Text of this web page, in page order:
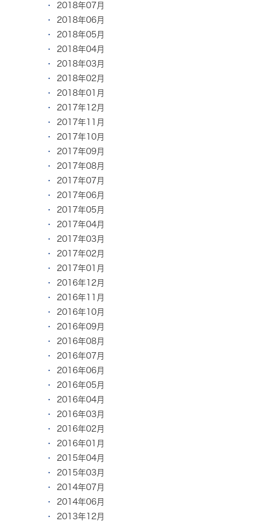
2018年07月
2018年06月
2018年05月
2018年04月
2018年03月
2018年02月
2018年01月
2017年12月
2017年11月
2017年10月
2017年09月
2017年08月
2017年07月
2017年06月
2017年05月
2017年04月
2017年03月
2017年02月
2017年01月
2016年12月
2016年11月
2016年10月
2016年09月
2016年08月
2016年07月
2016年06月
2016年05月
2016年04月
2016年03月
2016年02月
2016年01月
2015年04月
2015年03月
2014年07月
2014年06月
2013年12月